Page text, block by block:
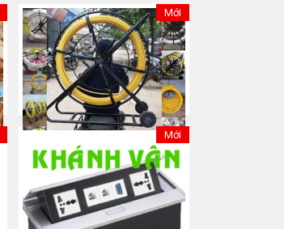
Mới
Ghi kéo/luồn cáp SỈ/LẺ
Mua ngay
Mới